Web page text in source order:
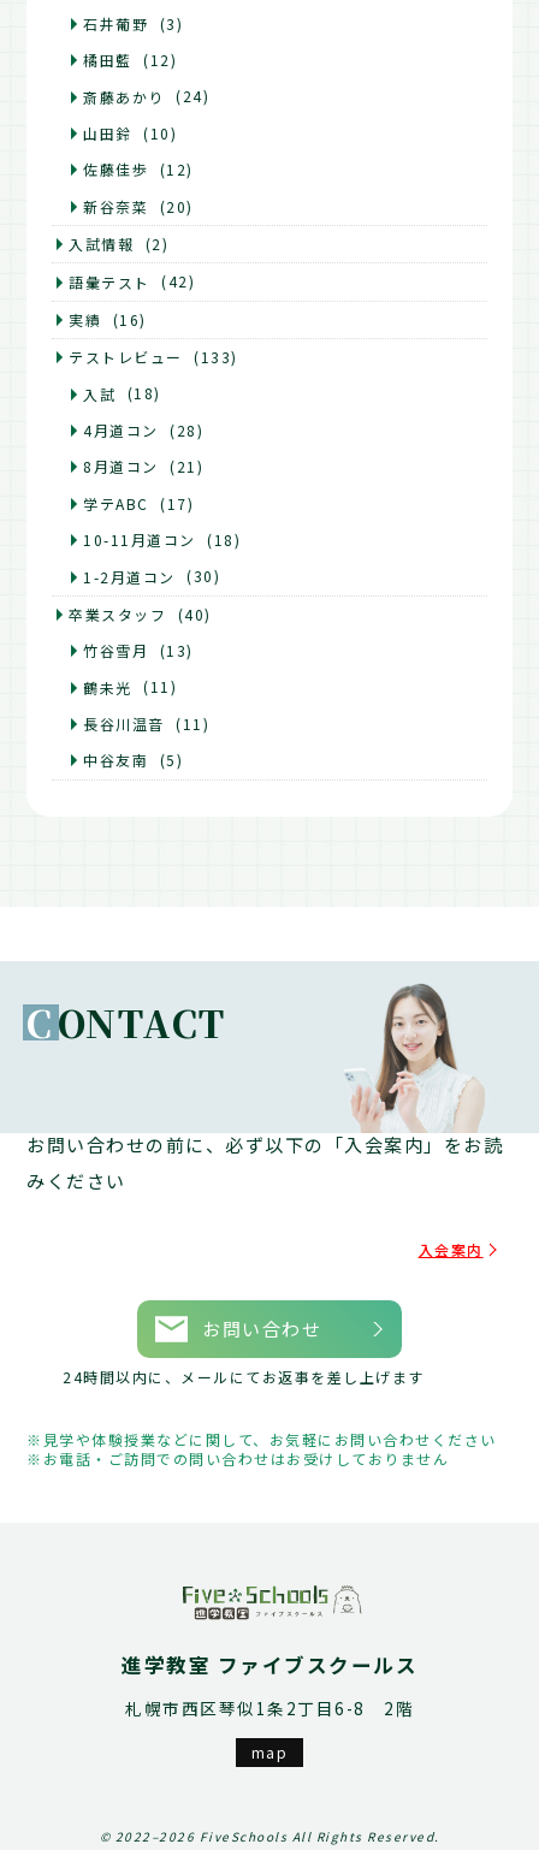
石井葡野
(3)
橘田藍
(12)
斎藤あかり
(24)
山田鈴
(10)
佐藤佳歩
(12)
新谷奈菜
(20)
入試情報
(2)
語彙テスト
(42)
実績
(16)
テストレビュー
(133)
入試
(18)
4月道コン
(28)
8月道コン
(21)
学テABC
(17)
10-11月道コン
(18)
1-2月道コン
(30)
卒業スタッフ
(40)
竹谷雪月
(13)
鶴未光
(11)
長谷川温音
(11)
中谷友南
(5)
CONTACT
お問い合わせの前に、必ず以下の「入会案内」をお読
みください
入会案内
お問い合わせ
24時間以内に、メールにてお返事を差し上げます
見学や体験授業などに関して、お気軽にお問い合わせください
お電話・ご訪問での問い合わせはお受けしておりません
進学教室 ファイブスクールス
札幌市西区琴似1条2丁目6-8 2階
map
© 2022–2026 FiveSchools All Rights Reserved.